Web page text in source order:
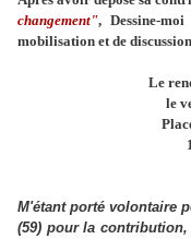
changement", Dessine-
mobilisation et de
Le
le
M'étant porté volontaire
(59) pour la